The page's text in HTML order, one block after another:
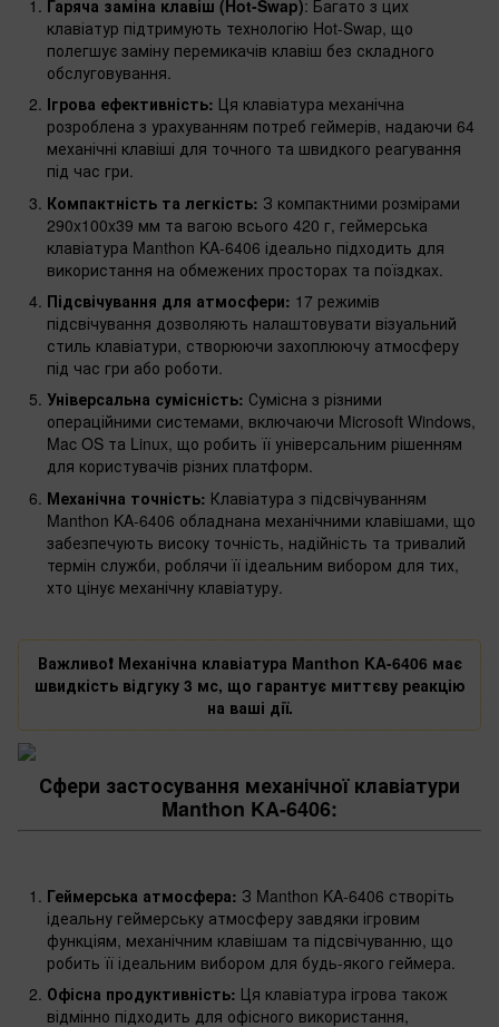
Гаряча заміна клавіш (Hot-Swap): Багато з цих
клавіатур підтримують технологію Hot-Swap, що
полегшує заміну перемикачів клавіш без складного
обслуговування.
Ігрова ефективність: Ця клавіатура механічна
розроблена з урахуванням потреб геймерів, надаючи 64
механічні клавіші для точного та швидкого реагування
під час гри.
Компактність та легкість: З компактними розмірами
290x100x39 мм та вагою всього 420 г, геймерська
клавіатура Manthon KA-6406 ідеально підходить для
використання на обмежених просторах та поїздках.
Підсвічування для атмосфери: 17 режимів
підсвічування дозволяють налаштовувати візуальний
стиль клавіатури, створюючи захоплюючу атмосферу
під час гри або роботи.
Універсальна сумісність: Сумісна з різними
операційними системами, включаючи Microsoft Windows,
Mac OS та Linux, що робить її універсальним рішенням
для користувачів різних платформ.
Механічна точність: Клавіатура з підсвічуванням
Manthon KA-6406 обладнана механічними клавішами, що
забезпечують високу точність, надійність та тривалий
термін служби, роблячи її ідеальним вибором для тих,
хто цінує механічну клавіатуру.
Важливо❗️ Механічна клавіатура Manthon KA-6406 має
швидкість відгуку 3 мс, що гарантує миттєву реакцію
на ваші дії.
Сфери застосування механічної клавіатури
Manthon KA-6406:
Геймерська атмосфера: З Manthon KA-6406 створіть
ідеальну геймерську атмосферу завдяки ігровим
функціям, механічним клавішам та підсвічуванню, що
робить її ідеальним вибором для будь-якого геймера.
Офісна продуктивність: Ця клавіатура ігрова також
відмінно підходить для офісного використання,